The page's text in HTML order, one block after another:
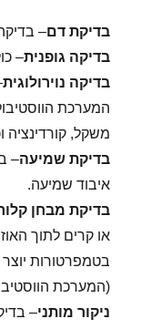
בדיקת דם–
בדיקה גופנית–
בדיקה נוירולוגית
המערכת
משקל, קורדינציה
בדיקת שמיעה–
איבוד שמיעה.
בדיקת מבחן
בטמפרטורות יוצר
(המערכת
ניקור מותני–